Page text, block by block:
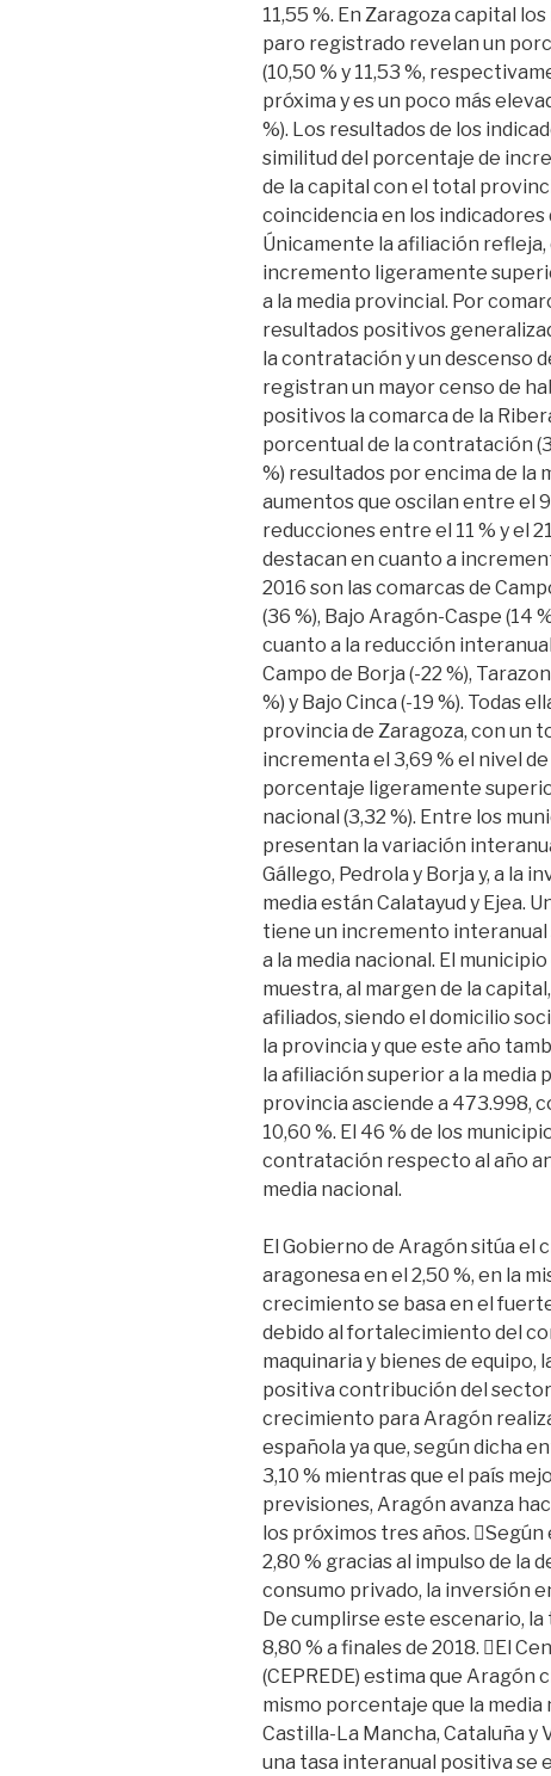
11,55 %. En Zaragoza capital
paro registrado revelan un
(10,50 % y 11,53 %,
próxima y es un poco más
%). Los resultados de los
similitud del porcentaje de
de la capital con el total
coincidencia en los
Únicamente la afiliación
incremento ligeramente
a la media provincial. Por
resultados positivos
la contratación y un descenso
registran un mayor censo de
positivos la comarca de la
porcentual de la contratación
%) resultados por encima de la
aumentos que oscilan entre el
reducciones entre el 11 % y el
destacan en cuanto a
2016 son las comarcas de
(36 %), Bajo Aragón-Caspe (14
cuanto a la reducción
Campo de Borja (-22 %),
%) y Bajo Cinca (-19 %). Todas
provincia de Zaragoza, con un
incrementa el 3,69 % el nivel
porcentaje ligeramente
nacional (3,32 %). Entre los
presentan la variación
Gállego, Pedrola y Borja y, a la
media están Calatayud y Ejea.
tiene un incremento interanual
a la media nacional. El
muestra, al margen de la
afiliados, siendo el domicilio
la provincia y que este año
la afiliación superior a la
provincia asciende a 473.998,
10,60 %. El 46 % de los
contratación respecto al año
media nacional.
El Gobierno de Aragón sitúa el
aragonesa en el 2,50 %, en la
crecimiento se basa en el
debido al fortalecimiento del
maquinaria y bienes de equipo,
positiva contribución del
crecimiento para Aragón
española ya que, según dicha
3,10 % mientras que el país
previsiones, Aragón avanza
los próximos tres años.
2,80 % gracias al impulso de la
consumo privado, la inversión
De cumplirse este escenario,
8,80 % a finales de 2018. El
(CEPREDE) estima que Aragón
mismo porcentaje que la media
Castilla-La Mancha, Cataluña y
una tasa interanual positiva se